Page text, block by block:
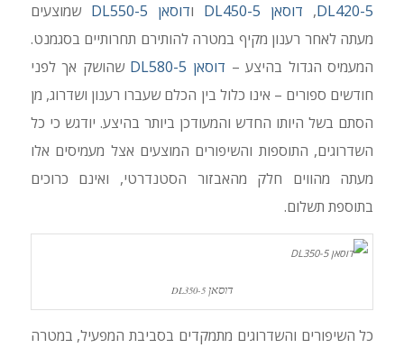
DL420-5
, דוסאן DL450-5 ודוסאן DL550-5
שמוצעים
מעתה לאחר רענון מקיף במטרה להותירם תחרותיים בסגמנט.
המעמיס הגדול בהיצע – דוסאן DL580-5
שהושק אך לפני
חודשים ספורים – אינו כלול בין הכלם שעברו רענון ושדרוג, מן
הסתם בשל היותו החדש והמעודכן ביותר בהיצע. יודגש כי כל
השדרוגים, התוספות והשיפורים המוצעים אצל מעמיסים אלו
מעתה מהווים חלק מהאבזור הסטנדרטי, ואינם כרוכים
בתוספת תשלום.
דוסאןDL350-5
כל השיפורים והשדרוגים מתמקדים בסביבת המפעיל, במטרה